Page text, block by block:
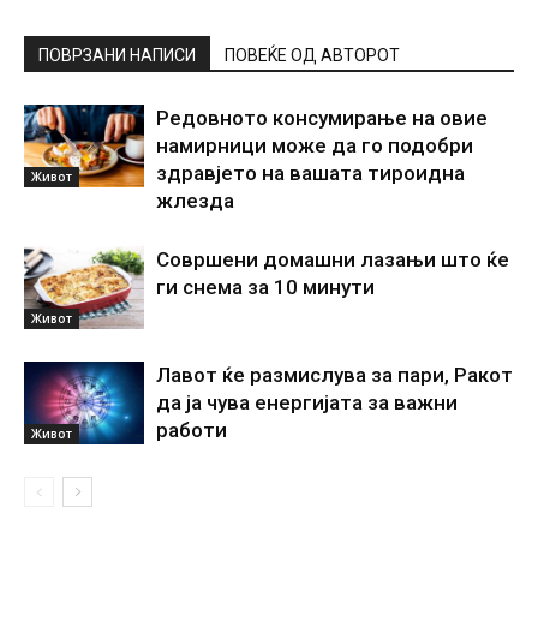
ПОВРЗАНИ НАПИСИ ПОВЕЌЕ ОД АВТОРОТ
Живот
Редовното консумирање на овие
намирници може да го подобри
здравјето на вашата тироидна
жлезда
Живот
Совршени домашни лазањи што ќе
ги снема за 10 минути
Живот
Лавот ќе размислува за пари, Ракот
да ја чува енергијата за важни
работи